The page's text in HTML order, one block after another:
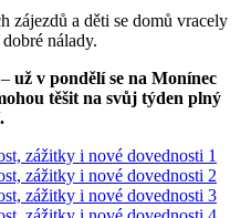
zájezdů a děti se domů vracely
nálady.
už v pondělí se na Monínec
těšit na svůj týden plný